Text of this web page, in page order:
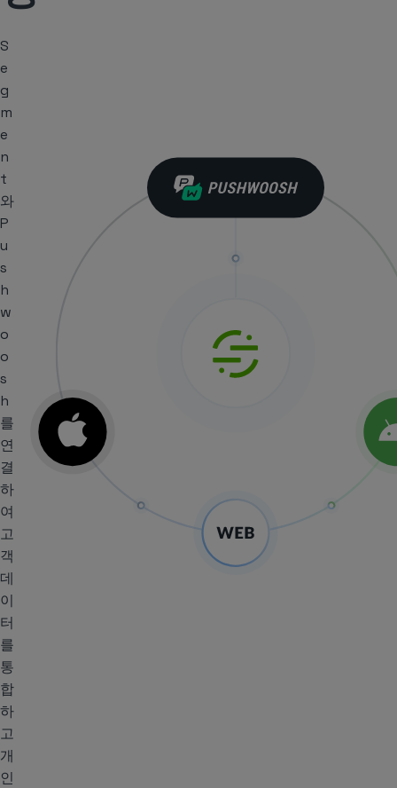
S
e
g
m
e
n
t
와
P
u
s
h
w
o
o
s
h
를
연
결
하
여
고
객
데
이
터
를
통
합
하
고
개
인